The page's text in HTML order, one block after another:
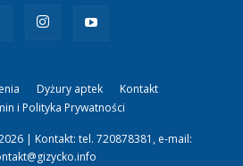
Dyżury aptek
Kontakt
i Polityka Prywatności
| Kontakt: tel. 720878381, e-mail: